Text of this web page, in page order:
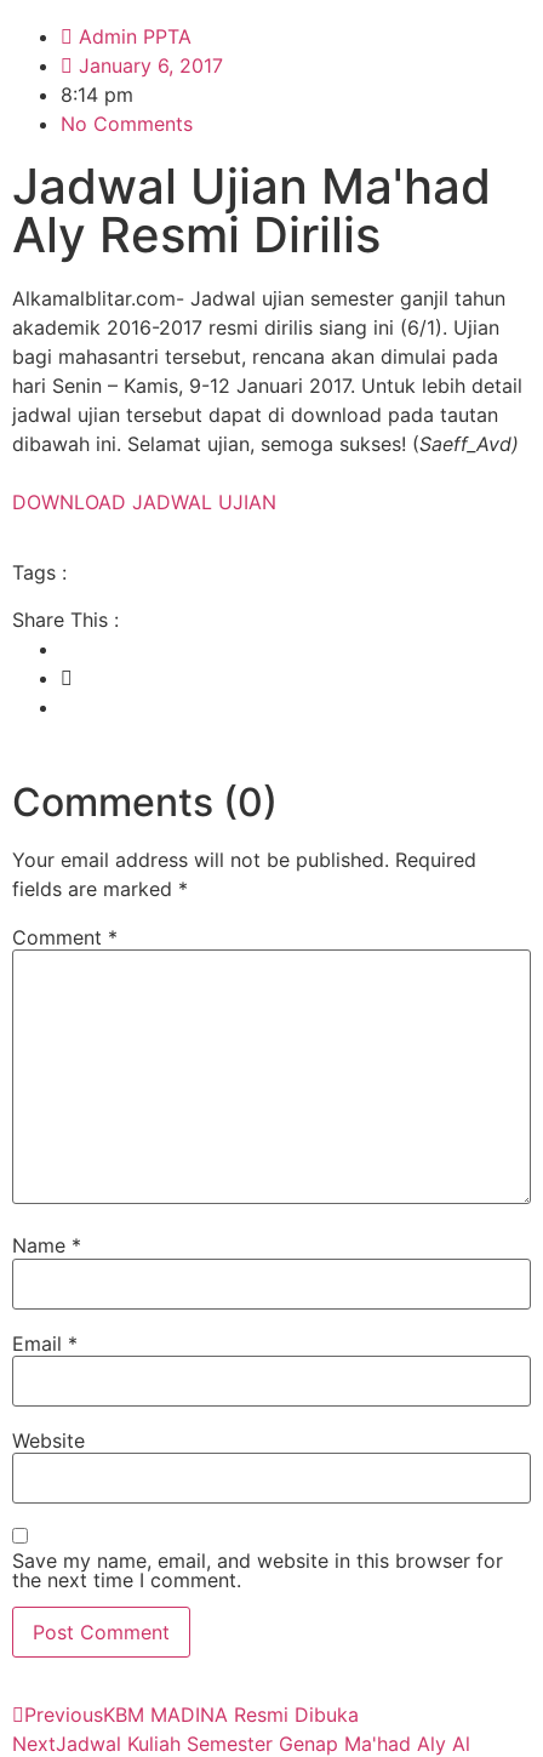
Admin PPTA
January 6, 2017
8:14 pm
No Comments
Jadwal Ujian Ma'had
Aly Resmi Dirilis
Alkamalblitar.com- Jadwal ujian semester ganjil tahun
akademik 2016-2017 resmi dirilis siang ini (6/1). Ujian
bagi mahasantri tersebut, rencana akan dimulai pada
hari Senin – Kamis, 9-12 Januari 2017. Untuk lebih detail
jadwal ujian tersebut dapat di download pada tautan
dibawah ini. Selamat ujian, semoga sukses! (Saeff_Avd)
DOWNLOAD JADWAL UJIAN
Tags :
Share This :
Comments (0)
Your email address will not be published. Required
fields are marked *
Comment *
Name *
Email *
Website
Save my name, email, and website in this browser for
the next time I comment.
PreviousKBM MADINA Resmi Dibuka
NextJadwal Kuliah Semester Genap Ma'had Aly Al